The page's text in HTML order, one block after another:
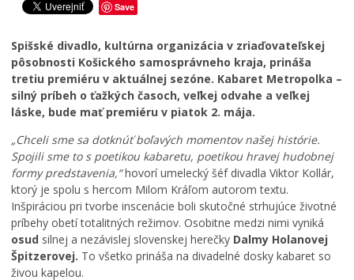
Save
Spišské divadlo, kultúrna organizácia v zriaďovateľskej
pôsobnosti Košického samosprávneho kraja, prináša
tretiu premiéru v aktuálnej sezóne. Kabaret Metropolka –
silný príbeh o ťažkých časoch, veľkej odvahe a veľkej
láske, bude mať premiéru v piatok 2. mája.
„Chceli sme sa dotknúť boľavých momentov našej histórie.
Spojili sme to s poetikou kabaretu, poetikou hravej hudobnej
formy predstavenia,“hovorí umelecký šéf divadla Viktor Kollár,
ktorý je spolu s hercom Milom Kráľom autorom textu.
Inšpiráciou pri tvorbe inscenácie boli skutočné strhujúce životné
príbehy obetí totalitných režimov. Osobitne medzi nimi vyniká
osud silnej a nezávislej slovenskej herečky Dalmy Holanovej
Špitzerovej. To všetko prináša na divadelné dosky kabaret so
živou kapelou.